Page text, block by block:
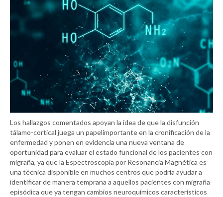
Los hallazgos comentados apoyan la idea de que la disfunción
tálamo-cortical juega un papelimportante en la cronificación de la
enfermedad y ponen en evidencia una nueva ventana de
oportunidad para evaluar el estado funcional de los pacientes con
migraña, ya que la Espectroscopia por Resonancia Magnética es
una técnica disponible en muchos centros que podría ayudar a
identificar de manera temprana a aquellos pacientes con migraña
episódica que ya tengan cambios neuroquímicos característicos